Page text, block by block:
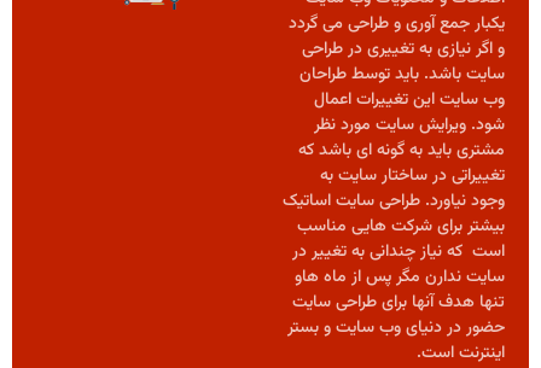
یکبار جمع آوری و طراحی می گردد
و اگر نیازی به تغییری در طراحی
سایت باشد. باید توسط طراحان
وب سایت این تغییرات اعمال
شود. ویرایش سایت مورد نظر
مشتری باید به گونه ای باشد که
تغییراتی در ساختار سایت به
وجود نیاورد. طراحی سایت اساتیک
بیشتر برای شرکت هایی مناسب
است که نیاز چندانی به تغییر در
سایت ندارن مگر پس از ماه هاو
تنها هدف آنها برای طراحی سایت
حضور در دنیای وب سایت و بستر
اینترنت است.